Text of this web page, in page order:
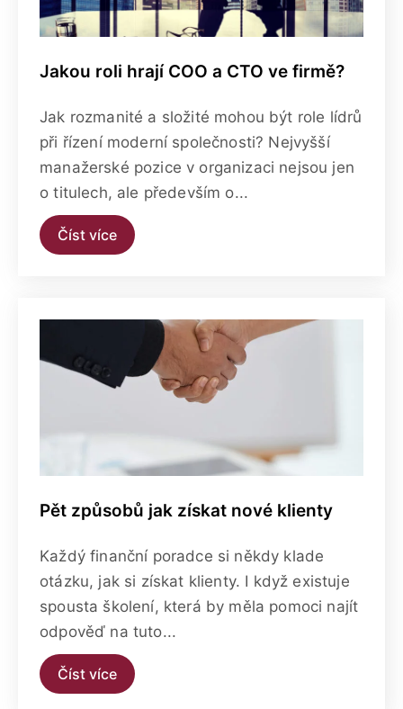
Jakou roli hrají COO a CTO ve firmě?
Jak rozmanité a složité mohou být role lídrů
při řízení moderní společnosti? Nejvyšší
manažerské pozice v organizaci nejsou jen
o titulech, ale především o...
Číst více
Pět způsobů jak získat nové klienty
Každý finanční poradce si někdy klade
otázku, jak si získat klienty. I když existuje
spousta školení, která by měla pomoci najít
odpověď na tuto...
Číst více